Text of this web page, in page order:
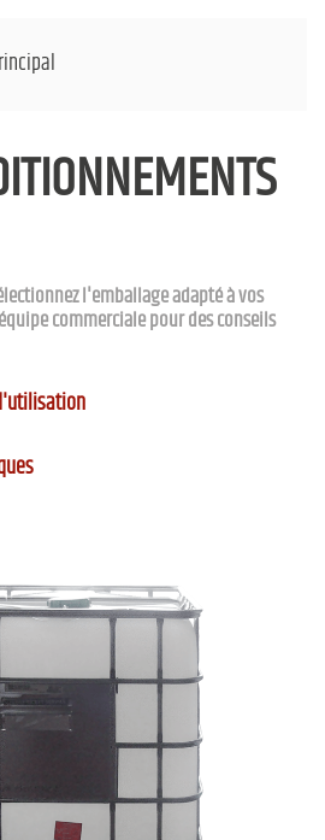
l'emballage adapté à vos
commerciale pour des conseils